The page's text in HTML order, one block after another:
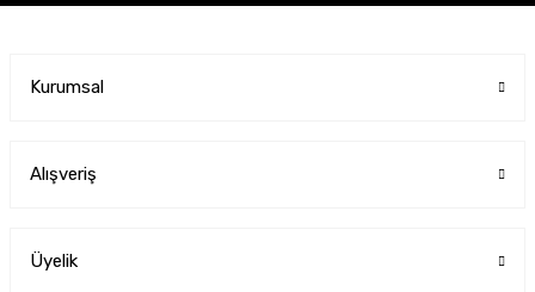
Kurumsal
Alışveriş
Üyelik